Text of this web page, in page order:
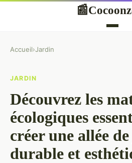
📰
Accueil›Jardin
JARDIN
Découvrez les
écologiques
créer une allée
durable et